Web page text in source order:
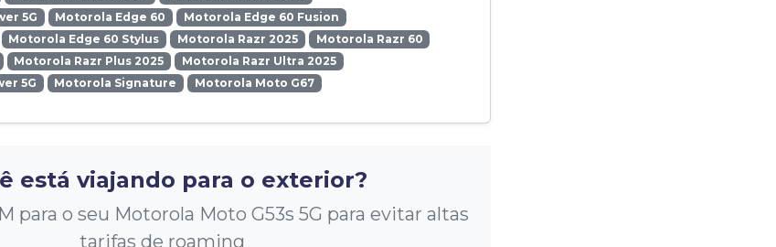
5G
Motorola Edge 60
Motorola Edge 60 Fusion
Motorola Edge 60 Stylus Motorola Razr 2025
Motorola Razr 60
Motorola Razr Plus 2025
Motorola Razr Ultra 2025
5G
Motorola Signature Motorola Moto G67
está viajando para o exterior?
para o seu Motorola Moto G53s 5G para evitar altas
tarifas de roaming